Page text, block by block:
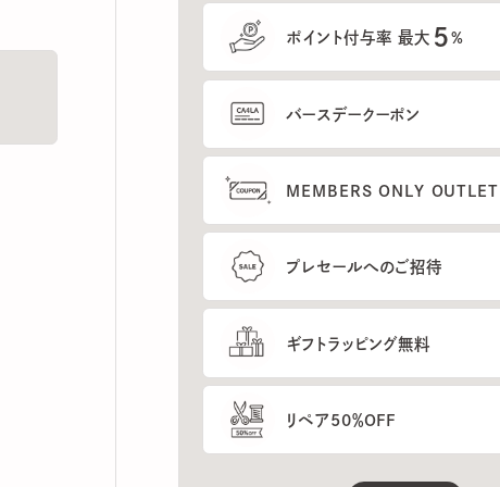
ポイント付与率 最大 %
バースデークーポン
MEMBERS ONLY OUTLETのご
プレセールへのご招待
ギフトラッピング無料
リペア50％OFF